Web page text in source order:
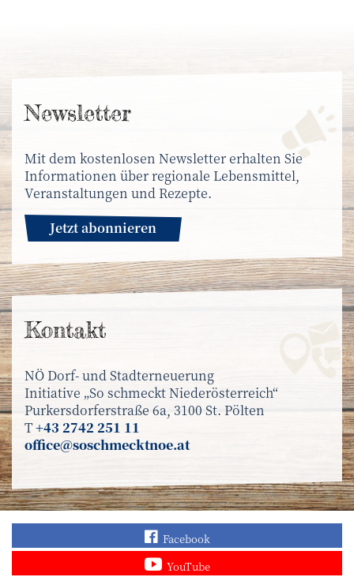
News­letter
Mit dem kostenlosen Newsletter erhalten Sie
Informationen über regionale Lebensmittel,
Veranstaltungen und Rezepte.
Jetzt abonnieren
Kontakt
NÖ Dorf- und Stadterneuerung
Initiative „So schmeckt Niederösterreich“
Purkersdorferstraße 6a, 3100 St. Pölten
T+43 2742 251 11
office@soschmecktnoe.at
Finden Sie „So
Facebook
Sehen Sie mehr
YouTube